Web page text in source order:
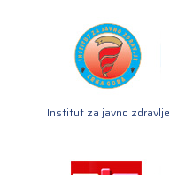
Institut za javno zdravlje